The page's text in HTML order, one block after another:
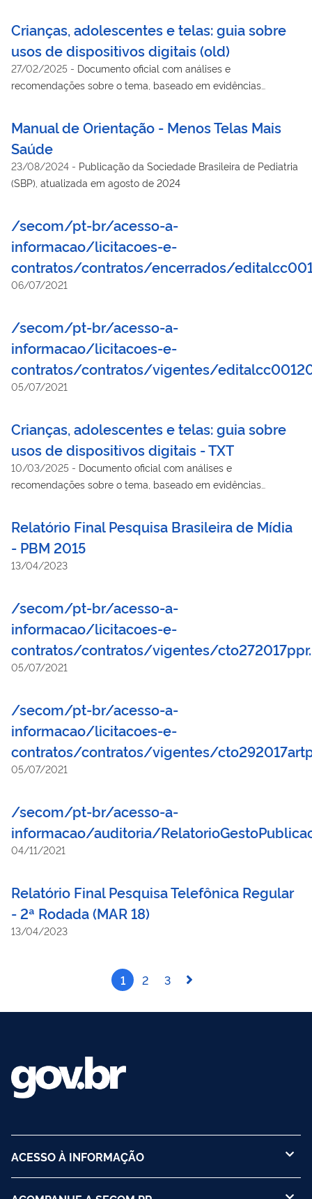
Crianças, adolescentes e telas: guia sobre
usos de dispositivos digitais (old)
27/02/2025 - Documento oficial com análises e
recomendações sobre o tema, baseado em evidências
saudável.
Manual de Orientação - Menos Telas Mais
Saúde
23/08/2024 - Publicação da Sociedade Brasileira de Pediatria
(SBP), atualizada em agosto de 2024
/secom/pt-br/acesso-a-
informacao/licitacoes-e-
contratos/contratos/encerrados/
06/07/2021
/secom/pt-br/acesso-a-
informacao/licitacoes-e-
contratos/contratos/vigentes/
05/07/2021
Crianças, adolescentes e telas: guia sobre
usos de dispositivos digitais - TXT
10/03/2025 - Documento oficial com análises e
recomendações sobre o tema, baseado em evidências
saudável.
Relatório Final Pesquisa Brasileira de Mídia
- PBM 2015
13/04/2023
/secom/pt-br/acesso-a-
informacao/licitacoes-e-
contratos/contratos/vigentes/
05/07/2021
/secom/pt-br/acesso-a-
informacao/licitacoes-e-
contratos/contratos/vigentes/
05/07/2021
/secom/pt-br/acesso-a-
informacao/auditoria/
04/11/2021
Relatório Final Pesquisa Telefônica Regular
- 2ª Rodada (MAR 18)
13/04/2023
1 2 3
ACESSO À INFORMAÇÃO